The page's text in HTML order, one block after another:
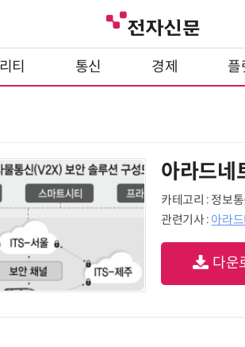
티 통신 경제 플
아라드네
카테고리 : 정보
관련기사 : 아라
다운